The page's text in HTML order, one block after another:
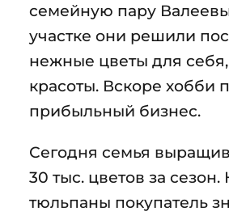
семейную пару
участке они решили
нежные цветы для
красоты. Вскоре хобби
прибыльный бизнес.
Сегодня семья
30 тыс. цветов за
тюльпаны покупатель